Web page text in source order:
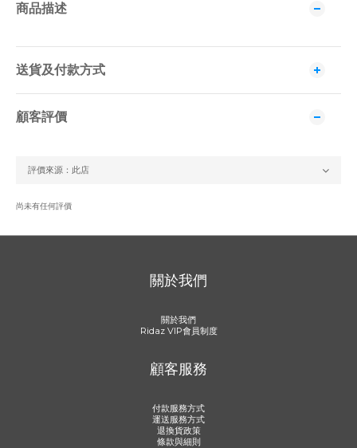
商品描述
送貨及付款方式
顧客評價
尚未有任何評價
關於我們
關於我們
Ridaz VIP會員制度
顧客服務
付款服務方式
運送服務方式
退換貨政策
條款與細則